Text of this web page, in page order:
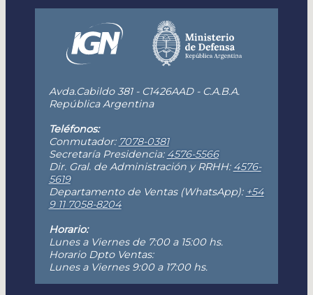
Avda.Cabildo 381 - C1426AAD - C.A.B.A.
República Argentina
Teléfonos:
Conmutador: 7078-0381
Secretaría Presidencia: 4576-5566
Dir. Gral. de Administración y RRHH: 4576-
5619
Departamento de Ventas (WhatsApp): +54
9 11 7058-8204
Horario:
Lunes a Viernes de 7:00 a 15:00 hs.
Horario Dpto Ventas:
Lunes a Viernes 9:00 a 17:00 hs.